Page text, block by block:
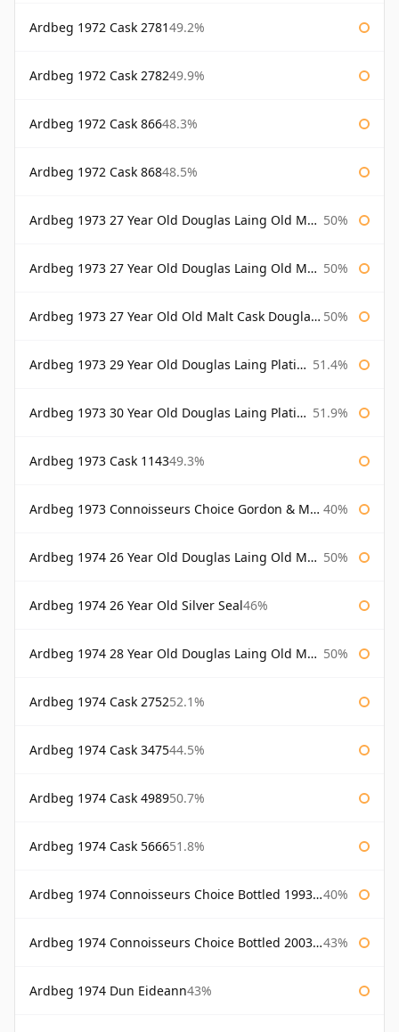
Ardbeg 1972 Cask 278149.2%
Ardbeg 1972 Cask 278249.9%
Ardbeg 1972 Cask 86648.3%
Ardbeg 1972 Cask 86848.5%
Ardbeg 1973 27 Year Old Douglas Laing Old Malt Cask 50%
Ardbeg 1973 27 Year Old Douglas Laing Old Malt Cask Bottled 2000 50%
Ardbeg 1973 27 Year Old Old Malt Cask Douglas Laing 50%
Ardbeg 1973 29 Year Old Douglas Laing Platinum Selection 51.4%
Ardbeg 1973 30 Year Old Douglas Laing Platinum Selection 51.9%
Ardbeg 1973 Cask 114349.3%
Ardbeg 1973 Connoisseurs Choice Gordon & Macphail 40%
Ardbeg 1974 26 Year Old Douglas Laing Old Malt Cask 50%
Ardbeg 1974 26 Year Old Silver Seal46%
Ardbeg 1974 28 Year Old Douglas Laing Old Malt Cask 50%
Ardbeg 1974 Cask 275252.1%
Ardbeg 1974 Cask 347544.5%
Ardbeg 1974 Cask 498950.7%
Ardbeg 1974 Cask 566651.8%
Ardbeg 1974 Connoisseurs Choice Bottled 1993 Gordon & Macphail 40%
Ardbeg 1974 Connoisseurs Choice Bottled 2003 Gordon & Macphail 43%
Ardbeg 1974 Dun Eideann43%